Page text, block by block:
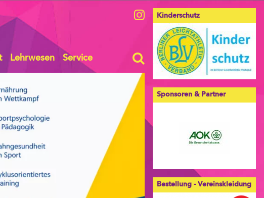
Lehrwesen Service
Kinderschutz
Sponsoren & Partner
Bestellung - Vereinskleidung